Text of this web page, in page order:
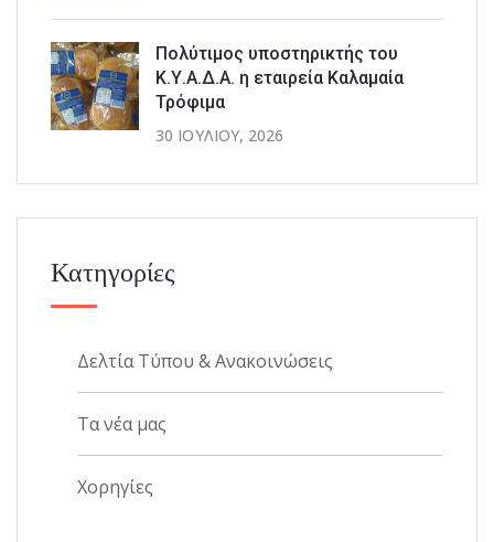
Πολύτιμος υποστηρικτής του
Κ.Υ.Α.Δ.Α. η εταιρεία Καλαμαία
Τρόφιμα
30 ΙΟΥΛΊΟΥ, 2026
Κατηγορίες
Δελτία Τύπου & Ανακοινώσεις
Τα νέα μας
Χορηγίες